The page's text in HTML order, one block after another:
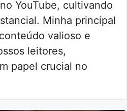
YouTube, cultivando
Minha principal
valioso e
leitores,
papel crucial no